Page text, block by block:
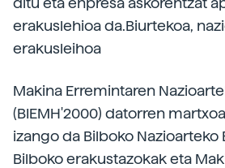
erakuslehioa da.Biurtekoa,
erakusleihoa
Makina Erremintaren
(BIEMH'2000) datorren
izango da Bilboko Nazioarteko
Bilboko erakustazokak eta